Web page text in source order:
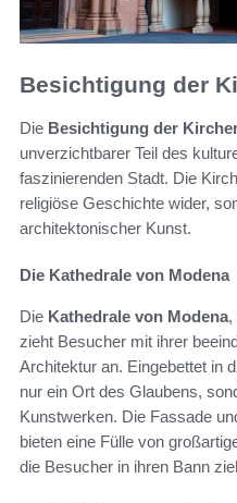
Besichtigung der
Die Besichtigung der
unverzichtbarer Teil des
faszinierenden Stadt. Die
religiöse Geschichte wider,
architektonischer Kunst.
Die Kathedrale von Modena
Die Kathedrale von Modena,
zieht Besucher mit ihrer
Architektur an. Eingebettet in
nur ein Ort des Glaubens,
Kunstwerken. Die Fassade
bieten eine Fülle von
die Besucher in ihren Bann